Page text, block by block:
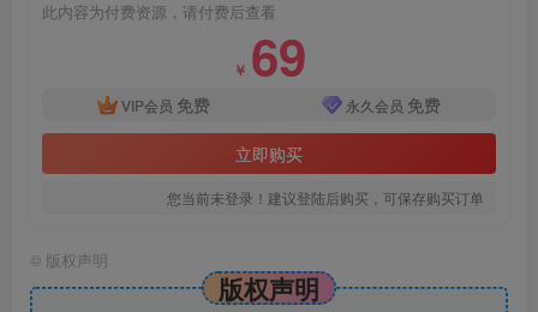
此内容为付费资源，请付费后查看
￥ 69
VIP会员 免费 永久会员 免费
立即购买
您当前未登录！建议登陆后购买，可保存购买订单
© 版权声明
版权声明